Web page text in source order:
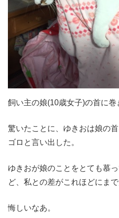
飼い主の娘(10歳女子)の首に巻
驚いたことに、ゆきおは娘の
ゴロと言い出した。
ゆきおが娘のことをとても慕
ど、私との差がこれほどにまで
悔しいなあ。